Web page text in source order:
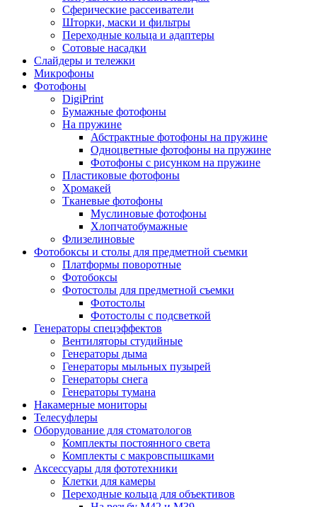
Сферические рассеиватели
Шторки, маски и фильтры
Переходные кольца и адаптеры
Сотовые насадки
Слайдеры и тележки
Микрофоны
Фотофоны
DigiPrint
Бумажные фотофоны
На пружине
Абстрактные фотофоны на пружине
Одноцветные фотофоны на пружине
Фотофоны с рисунком на пружине
Пластиковые фотофоны
Хромакей
Тканевые фотофоны
Муслиновые фотофоны
Хлопчатобумажные
Флизелиновые
Фотобоксы и столы для предметной съемки
Платформы поворотные
Фотобоксы
Фотостолы для предметной съемки
Фотостолы
Фотостолы с подсветкой
Генераторы спецэффектов
Вентиляторы студийные
Генераторы дыма
Генераторы мыльных пузырей
Генераторы снега
Генераторы тумана
Накамерные мониторы
Телесуфлеры
Оборудование для стоматологов
Комплекты постоянного света
Комплекты с макровспышками
Аксессуары для фототехники
Клетки для камеры
Переходные кольца для объективов